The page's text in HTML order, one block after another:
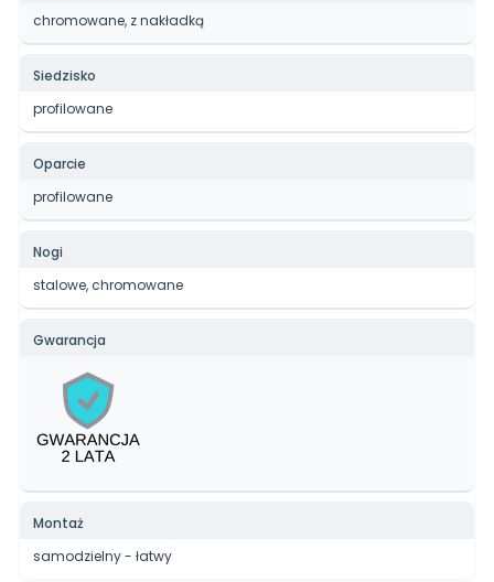
chromowane, z nakładką
Siedzisko
profilowane
Oparcie
profilowane
Nogi
stalowe, chromowane
Gwarancja
Montaż
samodzielny - łatwy